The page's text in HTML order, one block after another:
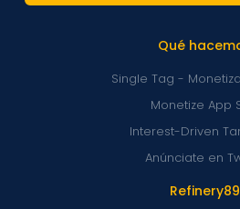
Refinery89
Qué
Single Tag -
Monetize App
Interest-Driven
Anúnciate en